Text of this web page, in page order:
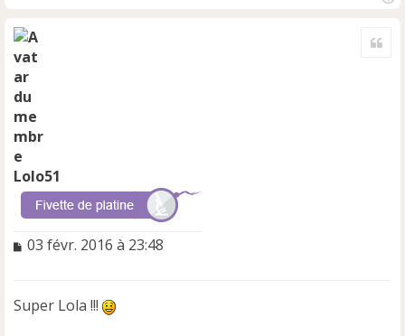
Lolo51
M
a
03 févr. 2016 à 23:48
Super Lola !!!